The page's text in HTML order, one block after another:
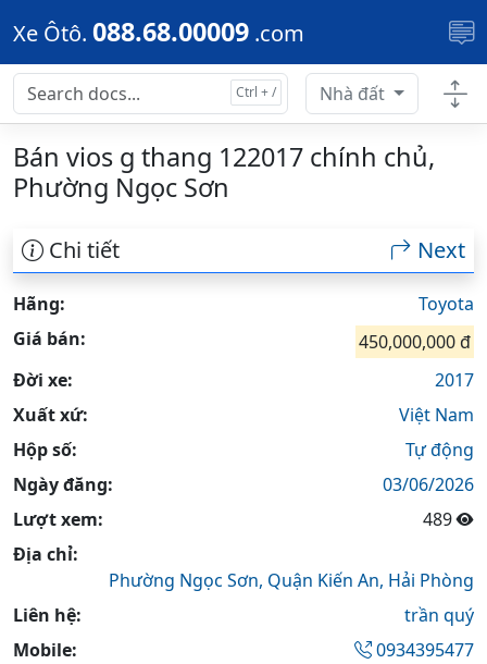
Skip to main content
Xe Ôtô. 088.68.00009 .com
Nhà đất
Bán vios g thang 122017 chính chủ,
Phường Ngọc Sơn
Chi tiết Next
Hãng:
Toyota
Giá bán:
450,000,000 đ
Đời xe:
2017
Xuất xứ:
Việt Nam
Hộp số:
Tự động
Ngày đăng:
03/06/2026
Lượt xem:
489
Địa chỉ:
Phường Ngọc Sơn, Quận Kiến An, Hải Phòng
Liên hệ:
trần quý
Mobile:
0934395477